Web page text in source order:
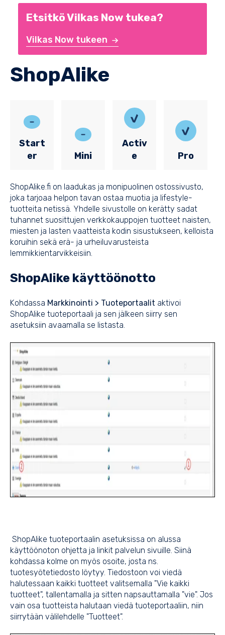
Etsitkö Vilkas Now tukea?
Vilkas Now tukeen
ShopAlike
Start
er
Mini
Activ
e
Pro
ShopAlike.fi on laadukas ja monipuolinen ostossivusto,
joka tarjoaa helpon tavan ostaa muotia ja lifestyle-
tuotteita netissä. Yhdelle sivustolle on kerätty sadat
tuhannet suosittujen verkkokauppojen tuotteet naisten,
miesten ja lasten vaatteista kodin sisustukseen, kelloista
koruihin sekä erä- ja urheiluvarusteista
lemmikkientarvikkeisiin.
ShopAlike käyttöönotto
Kohdassa Markkinointi > Tuoteportaalit aktivoi
ShopAlike tuoteportaali ja sen jälkeen siirry sen
asetuksiin avaamalla se listasta.
ShopAlike tuoteportaalin asetuksissa on alussa
käyttöönoton ohjetta ja linkit palvelun sivuille. Siinä
kohdassa kolme on myös osoite, josta ns.
tuotesyötetiedosto löytyy. Tiedostoon voi viedä
halutessaan kaikki tuotteet valitsemalla "Vie kaikki
tuotteet", tallentamalla ja sitten napsauttamalla "vie". Jos
vain osa tuotteista halutaan viedä tuoteportaaliin, niin
siirrytään välilehdelle "Tuotteet".